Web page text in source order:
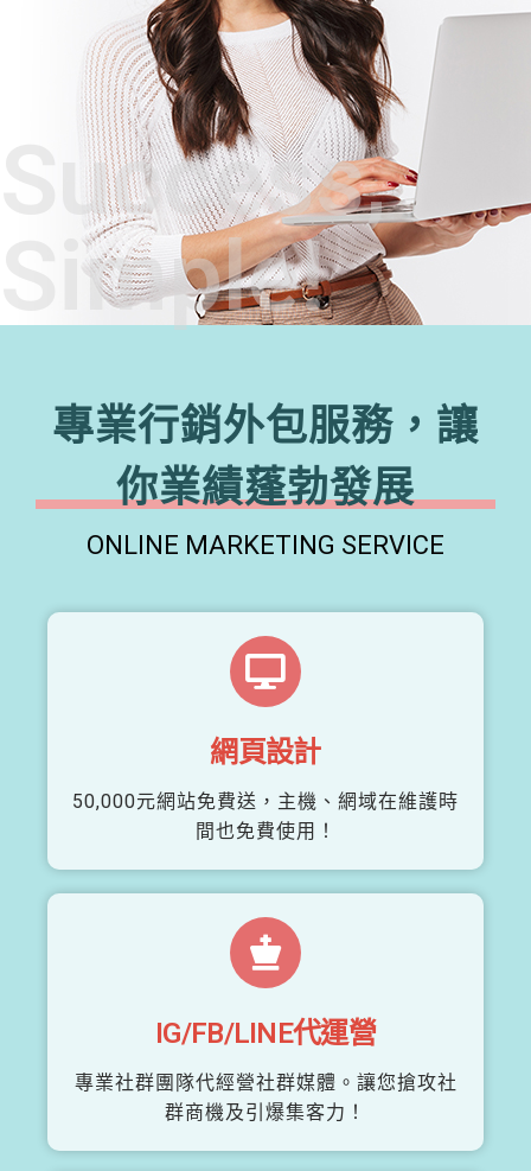
Success,
Simple!
專業行銷外包服務，讓
你業績蓬勃發展
ONLINE MARKETING SERVICE
網頁設計
50,000元網站免費送，主機、網域在維護時
間也免費使用！
IG/FB/LINE代運營
專業社群團隊代經營社群媒體。讓您搶攻社
群商機及引爆集客力！